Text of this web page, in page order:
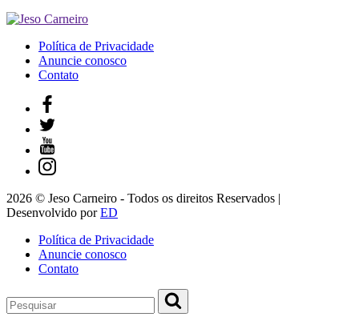
Política de Privacidade
Anuncie conosco
Contato
2026 © Jeso Carneiro - Todos os direitos Reservados |
Desenvolvido porED
Política de Privacidade
Anuncie conosco
Contato